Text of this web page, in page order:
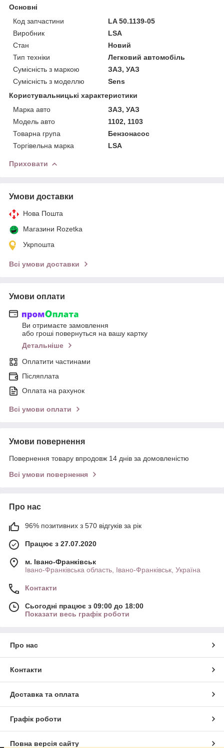
Основні
Код запчастини
LA 50.1139-05
Виробник
LSA
Стан
Новий
Тип техніки
Легковий автомобіль
Сумісність з маркою
ЗАЗ, УАЗ
Сумісність з моделлю
Sens
Користувальницькі характеристики
Марка авто
ЗАЗ, УАЗ
Модель авто
1102, 1103
Товарна група
Бензонасос
Торгівельна марка
LSA
Приховати
Умови доставки
Нова Пошта
Магазини Rozetka
Укрпошта
Всі умови доставки
Умови оплати
Ви отримаєте замовлення
або гроші повернуться на вашу картку
Детальніше
Оплатити частинами
Післяплата
Оплата на рахунок
Всі умови оплати
Умови повернення
Повернення товару впродовж 14 днів за домовленістю
Всі умови повернення
Про нас
96% позитивних з 570 відгуків за рік
Працює з 27.07.2020
м. Івано-Франківськ
Івано-Франківська область, Івано-Франківськ, Україна
Контакти
Сьогодні працює з 09:00 до 18:00
Показати весь графік роботи
Про нас
Контакти
Доставка та оплата
Графік роботи
Повна версія сайту